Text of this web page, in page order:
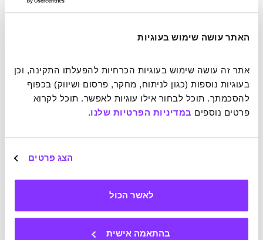
האתר עושה שימוש בעוגיות
פרטים נוספים במדיניות הפרטיות שלנו.
הצג פרטים
לאשר הכול
בהתאמה אישית
המבלין מכנה זאת"הגישה של האדם העצל לאושר", ומבקש
מארגן נכון את חייך, אינך צריך שוב לנסות להיות בריא או
למרות זאת יש מספר דברים שחוזרים על עצמם במקומות שבהם
חיים אנשים מאושרים. הוא מונה דברים כמו: מגורים ליד מקורות
מים, חיים בעיר בגודל בינוני, שבילי אופניים ליד הבית, ביטחון
כלכלי (שבא לידי ביטוי בחסכונות), השקעה בחוויות במקום
במוצרים חומריים וכן הלאה. כל אלה הם החלטות שאנו מקבלים
בצדק תוהה המבלין – מה החוכמה הגדולה? הרי לעבור דירה, או
לסלול שבילי אופניים – אלו לא פעולות קטנות שאנחנו יכולים
הסטטיסטיים הבולטים, אך יש דברים אחרים שאפשר לעשות כדי
לעצב את הסביבה די בקלות ולקטוף את הפירות לאורך זמן. הוא